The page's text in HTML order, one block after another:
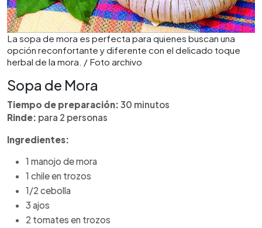
La sopa de mora es perfecta para quienes buscan una
opción reconfortante y diferente con el delicado toque
herbal de la mora. / Foto archivo
Sopa de Mora
Tiempo de preparación: 30 minutos
Rinde: para 2 personas
Ingredientes:
1 manojo de mora
1 chile en trozos
1/2 cebolla
3 ajos
2 tomates en trozos